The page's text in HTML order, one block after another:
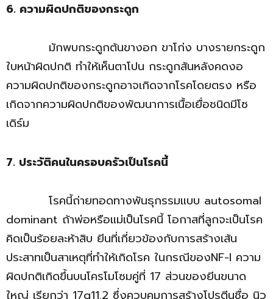
6. ความผิดปกติของกระดูก
มักพบกระดูกต้นขางอก ขาโก่ง บางรายกระดูก
ใบหน้าผิดปกติ ทำให้เห็นตาโปน กระดูกสันหลังคดงอ
ความผิดปกติของกระดูกอาจเกิดจากโรคโดยตรง หรือ
เกิดจากความผิดปกติของพัฒนาการเนื้อเยื่อชนิดมีโซ
เดิร์ม
7. ประวัติคนในครอบครัวเป็นโรคนี้
โรคนี้ถ่ายทอดทางพันธุกรรมแบบ autosomal
dominant ถ้าพ่อหรือแม่เป็นโรคนี้ โอกาสที่ลูกจะเป็นโรค
คิดเป็นร้อยละห้าสิบ ยีนที่เกี่ยวข้องกับการสร้างเส้น
ประสาทเป็นสาเหตุที่ทำให้เกิดโรค ในกรณีของNF-I ความ
ผิดปกติเกิดขึ้นบนโครโมโซมคู่ที่ 17 ส่วนของยีนขนาด
ใหญ่ เรียกว่า 17q11.2 ซึ่งควบคุมการสร้างโปรตีนชื่อ นิว